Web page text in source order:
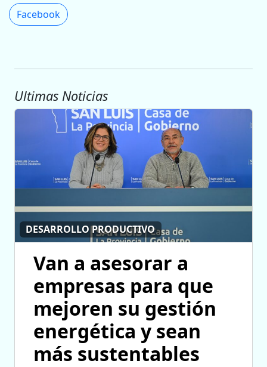
Facebook
Ultimas Noticias
DESARROLLO PRODUCTIVO
Van a asesorar a
empresas para que
mejoren su gestión
energética y sean
más sustentables